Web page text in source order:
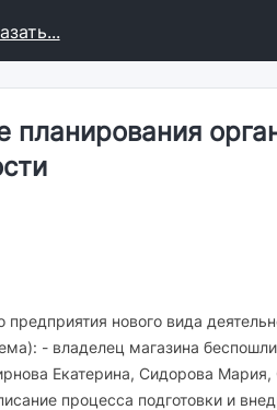
нового вида
- владелец магазина
Екатерина, Сидорова
процесса подготовки и